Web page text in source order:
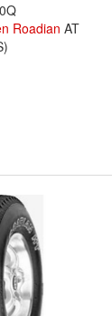
Roadian AT